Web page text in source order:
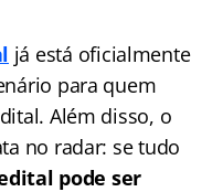
já está oficialmente
para quem
Além disso, o
no radar: se tudo
pode ser